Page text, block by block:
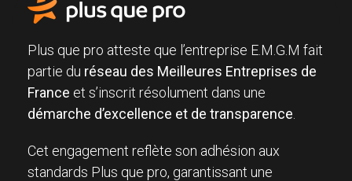
Plus que pro atteste que l’entreprise E.M.G.M fait
partie du réseau des Meilleures Entreprises de
France et s’inscrit résolument dans une
démarche d’excellence et de transparence
Cet engagement reflète son adhésion aux
standards Plus que pro, garantissant une